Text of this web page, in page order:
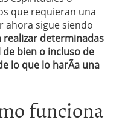
que requieran una
ahora sigue siendo
realizar determinadas
bien o incluso de
lo que lo harÃ­a una
funciona